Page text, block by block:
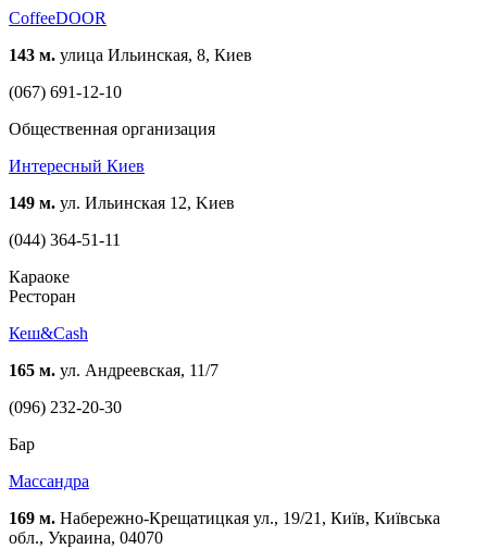
CoffeeDOOR
143 м. улица Ильинская, 8, Киев
(067) 691-12-10
Общественная организация
Интересный Киев
149 м. ул. Ильинская 12, Kиев
(044) 364-51-11
Караоке
Ресторан
Кеш&Cash
165 м. ул. Андреевская, 11/7
(096) 232-20-30
Бар
Массандра
169 м. Набережно-Крещатицкая ул., 19/21, Київ, Київська
обл., Украина, 04070